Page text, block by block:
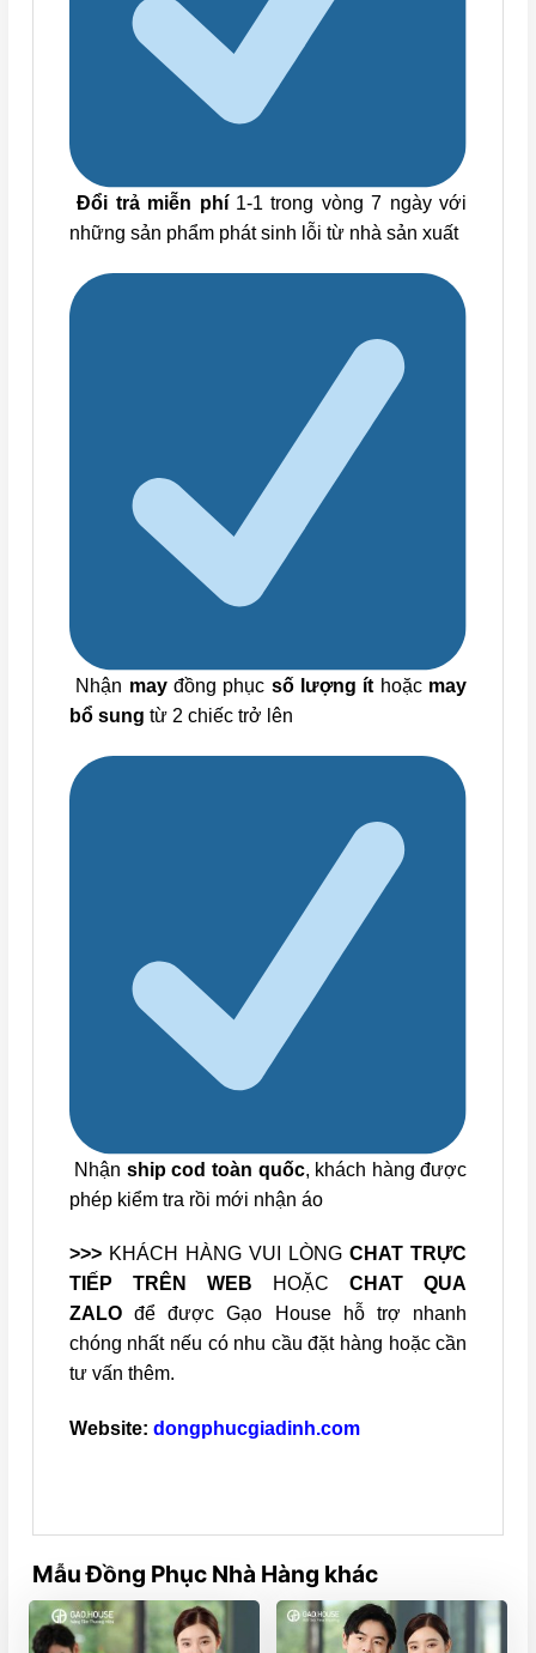
Đổi trả miễn phí1-1 trong vòng 7 ngày với
những sản phẩm phát sinh lỗi từ nhà sản xuất
Nhận mayđồng phục số lượng ít hoặc may
bổ sung từ 2 chiếc trở lên
Nhận ship cod toàn quốc, khách hàng được
phép kiểm tra rồi mới nhận áo
>>>KHÁCH HÀNG VUI LÒNGCHAT TRỰC
TIẾP TRÊN WEB HOẶC CHAT QUA
ZALOđể được Gạo House hỗ trợ nhanh
chóng nhất nếu có nhu cầu đặt hàng hoặc cần
tư vấn thêm.
Website: dongphucgiadinh.com
Mẫu Đồng Phục Nhà Hàng khác